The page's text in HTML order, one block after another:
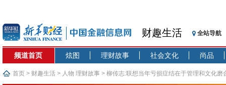
财趣生活 全站导航
频道首页 炫图 理财故事 社会文化 尚品
首页 > 财趣生活 > 人物 理财故事 > 柳传志:联想当年亏损症结在于管理和文化磨